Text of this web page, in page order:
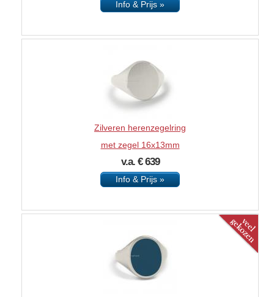
Info & Prijs »
Zilveren herenzegelring
met zegel 16x13mm
v.a. € 639
Info & Prijs »